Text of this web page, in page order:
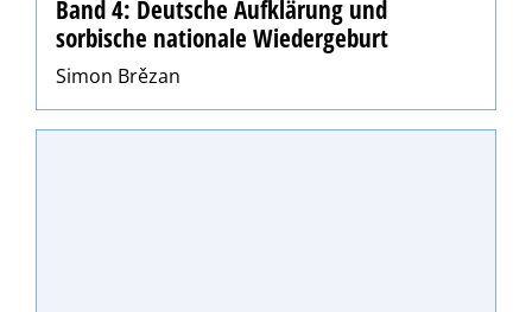
Band 4: Deutsche Aufklärung und
sorbische nationale Wiedergeburt
Simon Brězan